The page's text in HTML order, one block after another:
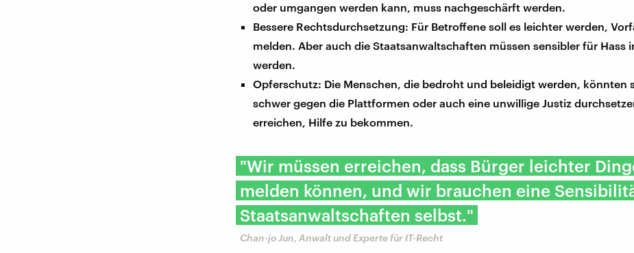
oder umgangen werden kann, muss nachgeschärft werden.
Bessere Rechtsdurchsetzung: Für Betroffene soll es leichter werden,
melden. Aber auch die Staatsanwaltschaften müssen sensibler für Hass
werden.
Opferschutz: Die Menschen, die bedroht und beleidigt werden, könnten
schwer gegen die Plattformen oder auch eine unwillige Justiz
erreichen, Hilfe zu bekommen.
"Wir müssen erreichen, dass Bürger leichter
melden können, und wir brauchen eine
Staatsanwaltschaften selbst."
Chan-jo Jun, Anwalt und Experte für IT-Recht